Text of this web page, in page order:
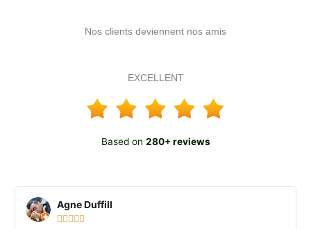
Nos clients deviennent nos amis
EXCELLENT
Based on 280+ reviews
Agne Duffill
    